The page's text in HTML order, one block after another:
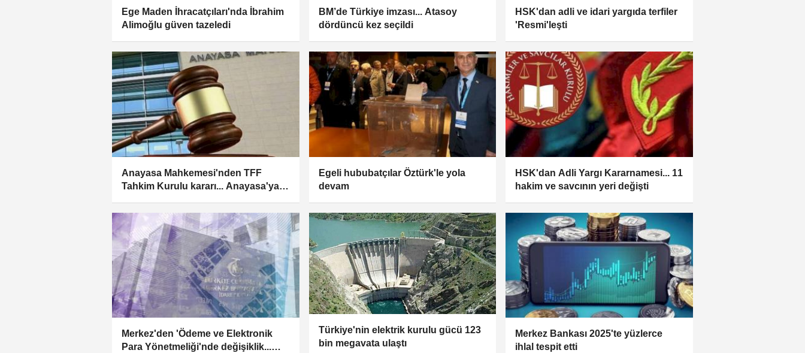
Ege Maden İhracatçıları'nda İbrahim
Alimoğlu güven tazeledi
BM’de Türkiye imzası... Atasoy
dördüncü kez seçildi
HSK'dan adli ve idari yargıda terfiler
'Resmi'leşti
Anayasa Mahkemesi'nden TFF
Tahkim Kurulu kararı... Anayasa'ya
Egeli hububatçılar Öztürk'le yola
devam
HSK'dan Adli Yargı Kararnamesi... 11
hakim ve savcının yeri değişti
Merkez'den 'Ödeme ve Elektronik
Para Yönetmeliği'nde değişiklik...
Türkiye'nin elektrik kurulu gücü 123
bin megavata ulaştı
Merkez Bankası 2025'te yüzlerce
ihlal tespit etti